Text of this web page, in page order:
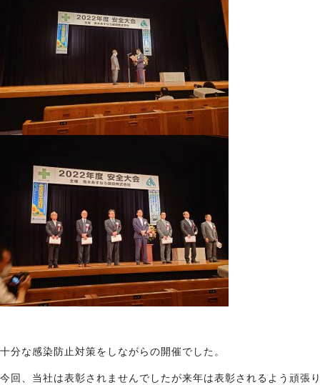
十分な感染防止対策をしながらの開催でした。
今回、当社は表彰されませんでしたが来年は表彰されるよう頑張